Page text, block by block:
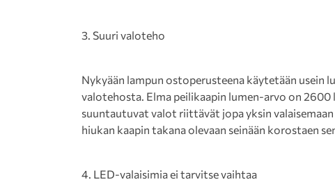
3. Suuri valoteho
Nykyään lampun ostoperusteena käytetään usein
valotehosta. Elma peilikaapin lumen-arvo on 2600
suuntautuvat valot riittävät jopa yksin
hiukan kaapin takana olevaan seinään korostaen
4. LED-valaisimia ei tarvitse vaihtaa